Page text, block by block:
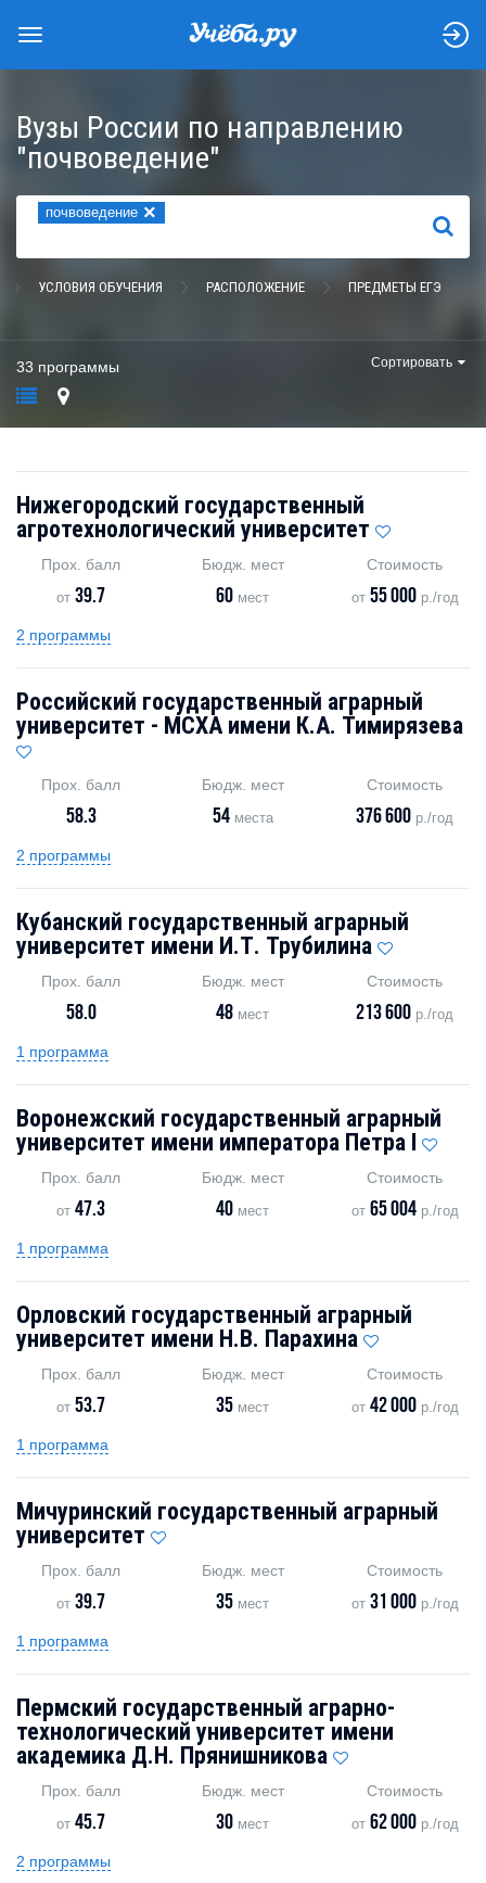
Вузы России по направлению
"почвоведение"
почвоведение ×
НАЙТИ
УСЛОВИЯ ОБУЧЕНИЯ РАСПОЛОЖЕНИЕ ПРЕДМЕТЫ ЕГЭ
33 программы Сортировать
Нижегородский государственный
агротехнологический университет
Прох. балл
от39.7
Бюдж. мест
60 мест
Стоимость
от 55 000р./год
2 программы
Российский государственный аграрный
университет - МСХА имени К.А. Тимирязева
Прох. балл
58.3
Бюдж. мест
54места
Стоимость
376 600 р./год
2 программы
Кубанский государственный аграрный
университет имени И.Т. Трубилина
Прох. балл
58.0
Бюдж. мест
48 мест
Стоимость
213 600 р./год
1 программа
Воронежский государственный аграрный
университет имени императора Петра I
Прох. балл
от47.3
Бюдж. мест
40 мест
Стоимость
от 65 004р./год
1 программа
Орловский государственный аграрный
университет имени Н.В. Парахина
Прох. балл
от53.7
Бюдж. мест
35 мест
Стоимость
от 42 000р./год
1 программа
Мичуринский государственный аграрный
университет
Прох. балл
от39.7
Бюдж. мест
35 мест
Стоимость
от 31 000р./год
1 программа
Пермский государственный аграрно-
технологический университет имени
академика Д.Н. Прянишникова
Прох. балл
от45.7
Бюдж. мест
30 мест
Стоимость
от 62 000р./год
2 программы